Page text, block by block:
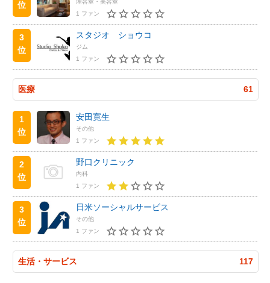
位
1 ファン
3
位
スタジオ ショウコ
ジム
1 ファン
医療 61
1
位
安田寛生
その他
1 ファン
2
位
野口クリニック
内科
1 ファン
3
位
日米ソーシャルサービス
その他
1 ファン
生活・サービス 117